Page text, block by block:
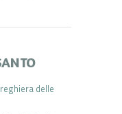
delle